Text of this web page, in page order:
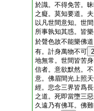
於識。不得免苦。
之癡。莫知要道。
以凡世間意知。世
所事孰知其惑。皆
於聲色故不能樂佛
有。計身萬物不可
地無常。世間皆苦
信者。意欲默然。
意。佛眉間光上照
經。悲念三界皆爲
之道。死即當墮三
久遠乃有佛耳。佛